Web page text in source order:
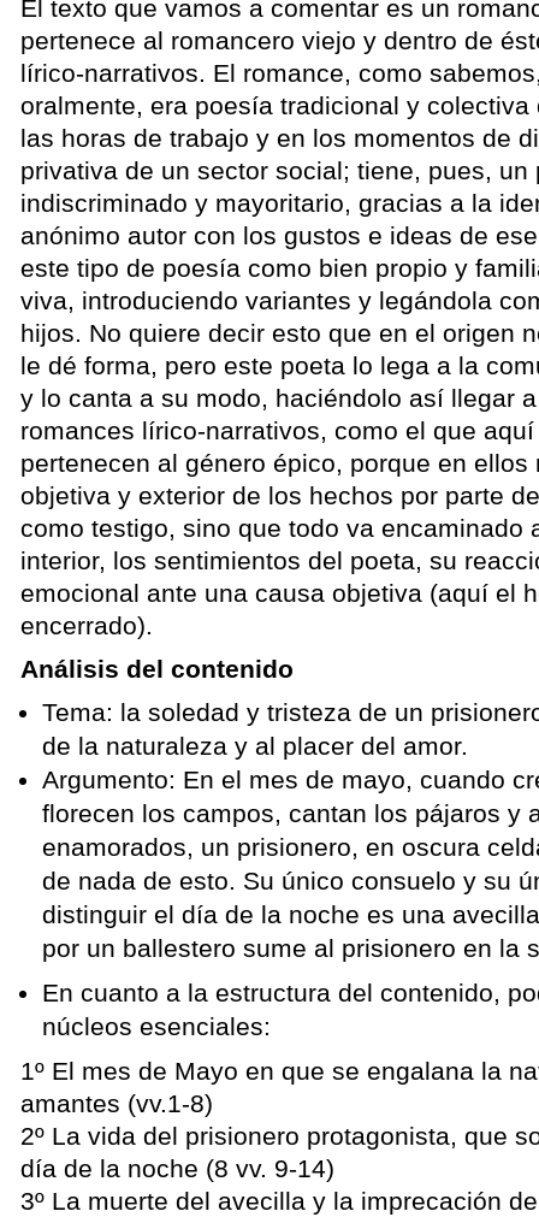
El texto que vamos a comentar es un
pertenece al romancero viejo y dentro de
lírico-narrativos. El romance, como
oralmente, era poesía tradicional y colectiva
las horas de trabajo y en los momentos de
privativa de un sector social; tiene, pues, un
indiscriminado y mayoritario, gracias a la
anónimo autor con los gustos e ideas de
este tipo de poesía como bien propio y
viva, introduciendo variantes y legándola
hijos. No quiere decir esto que en el origen
le dé forma, pero este poeta lo lega a la
y lo canta a su modo, haciéndolo así llegar
romances lírico-narrativos, como el que
pertenecen al género épico, porque en ellos
objetiva y exterior de los hechos por parte
como testigo, sino que todo va encaminado
interior, los sentimientos del poeta, su
emocional ante una causa objetiva (aquí el
encerrado).
Análisis del contenido
Tema: la soledad y tristeza de un
de la naturaleza y al placer del amor.
Argumento: En el mes de mayo, cuando
florecen los campos, cantan los pájaros y
enamorados, un prisionero, en oscura
de nada de esto. Su único consuelo y su
distinguir el día de la noche es una
por un ballestero sume al prisionero en la
En cuanto a la estructura del contenido,
núcleos esenciales:
1º El mes de Mayo en que se engalana la
amantes (vv.1-8)
2º La vida del prisionero protagonista, que
día de la noche (8 vv. 9-14)
3º La muerte del avecilla y la imprecación